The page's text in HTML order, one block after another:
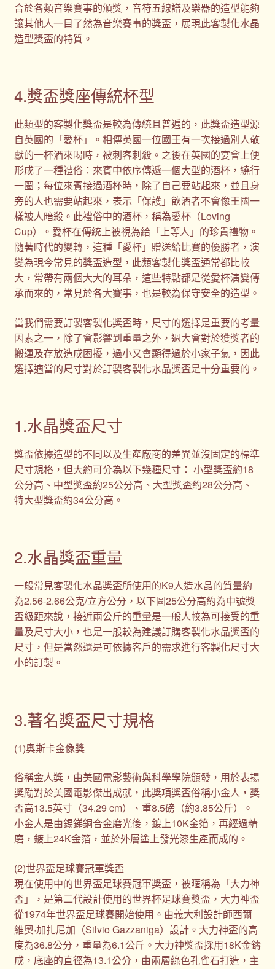
合於各類音樂賽事的頒獎，音符五線譜及樂器的造型能夠
讓其他人一目了然為音樂賽事的獎盃，展現此客製化水晶
造型獎盃的特質。
4.獎盃獎座傳統杯型
此類型的客製化獎盃是較為傳統且普遍的，此獎盃造型源
自英國的「愛杯」。相傳英國一位國王有一次接過別人敬
獻的一杯酒來喝時，被刺客刺殺。之後在英國的宴會上便
形成了一種禮俗：來賓中依序傳遞一個大型的酒杯，繞行
一圈；每位來賓接過酒杯時，除了自己要站起來，並且身
旁的人也需要站起來，表示「保護」飲酒者不會像王國一
樣被人暗殺。此禮俗中的酒杯，稱為愛杯（Loving
Cup）。愛杯在傳統上被視為給「上等人」的珍貴禮物。
隨著時代的變轉，這種「愛杯」贈送給比賽的優勝者，演
變為現今常見的獎盃造型，此類客製化獎盃通常都比較
大，常帶有兩個大大的耳朵，這些特點都是從愛杯演變傳
承而來的，常見於各大賽事，也是較為保守安全的造型。
當我們需要訂製客製化獎盃時，尺寸的選擇是重要的考量
因素之一，除了會影響到重量之外，過大會對於獲獎者的
搬運及存放造成困擾，過小又會顯得過於小家子氣，因此
選擇適當的尺寸對於訂製客製化水晶獎盃是十分重要的。
1.水晶獎盃尺寸
獎盃依據造型的不同以及生產廠商的差異並沒固定的標準
尺寸規格，但大約可分為以下幾種尺寸： 小型獎盃約18
公分高、中型獎盃約25公分高、大型獎盃約28公分高、
特大型獎盃約34公分高。
2.水晶獎盃重量
一般常見客製化水晶獎盃所使用的K9人造水晶的質量約
為2.56-2.66公克/立方公分，以下圖25公分高約為中號獎
盃級距來說，接近兩公斤的重量是一般人較為可接受的重
量及尺寸大小，也是一般較為建議訂購客製化水晶獎盃的
尺寸，但是當然還是可依據客戶的需求進行客製化尺寸大
小的訂製。
3.著名獎盃尺寸規格
(1)奧斯卡金像獎
俗稱金人獎，由美國電影藝術與科學學院頒發，用於表揚
獎勵對於美國電影傑出成就，此獎項獎盃俗稱小金人，獎
盃高13.5英寸（34.29 cm）、重8.5磅（約3.85公斤）。
小金人是由錫銻銅合金磨光後，鍍上10K金箔，再經過精
磨，鍍上24K金箔，並於外層塗上發光漆生產而成的。
(2)世界盃足球賽冠軍獎盃
現在使用中的世界盃足球賽冠軍獎盃，被暱稱為「大力神
盃」，是第二代設計使用的世界杯足球賽獎盃，大力神盃
從1974年世界盃足球賽開始使用。由義大利設計師西爾
維奧·加扎尼加（Silvio Gazzaniga）設計。大力神盃的高
度為36.8公分，重量為6.1公斤。大力神獎盃採用18K金鑄
成，底座的直徑為13.1公分，由兩層綠色孔雀石打造，主